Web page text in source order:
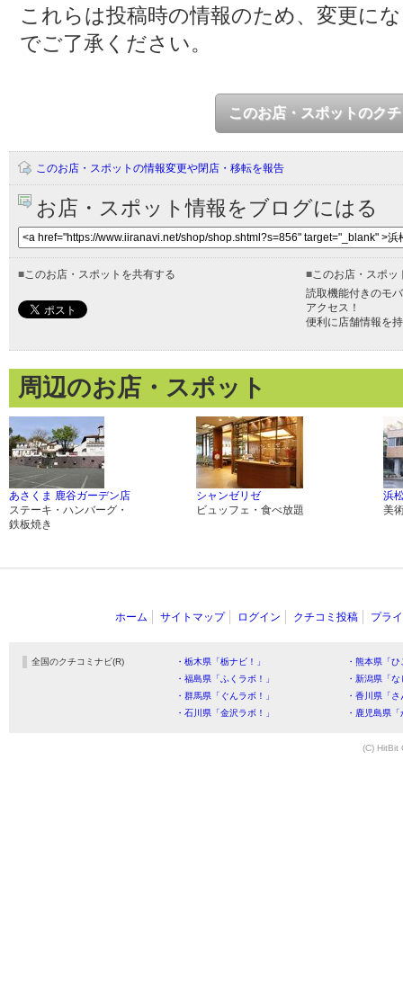
これらは投稿時の情報のため、変更に
でご了承ください。
このお店・スポットのク
このお店・スポットの情報変更や閉店・移転を報告
お店・スポット情報をブログにはる
■このお店・スポットを共有する ■このお店・スポッ
読取機能付きのモ
アクセス！
便利に店舗情報を
周辺のお店・スポット
あさくま 鹿谷ガーデン店
ステーキ・ハンバーグ・
鉄板焼き
シャンゼリゼ
ビュッフェ・食べ放題
浜
美
ホーム サイトマップ ログイン クチコミ投稿 プラ
全国のクチコミナビ(R) ・栃木県「栃ナビ！」
・熊本県「
・福島県「ふくラボ！」
・新潟県「
・群馬県「ぐんラボ！」
・香川県「
・石川県「金沢ラボ！」
・鹿児島県
(C) HitBit